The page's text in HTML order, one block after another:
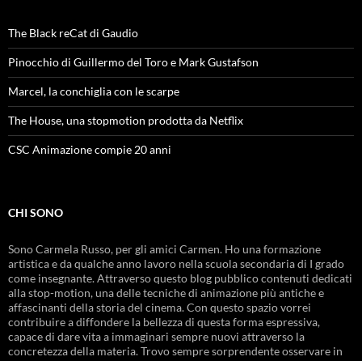
The Black reCat di Gaudio
Pinocchio di Guillermo del Toro e Mark Gustafson
Marcel, la conchiglia con le scarpe
The House, una stopmotion prodotta da Netflix
CSC Animazione compie 20 anni
CHI SONO
Sono Carmela Russo, per gli amici Carmen. Ho una formazione
artistica e da qualche anno lavoro nella scuola secondaria di I grado
come insegnante. Attraverso questo blog pubblico contenuti dedicati
alla stop-motion, una delle tecniche di animazione più antiche e
affascinanti della storia del cinema. Con questo spazio vorrei
contribuire a diffondere la bellezza di questa forma espressiva,
capace di dare vita a immaginari sempre nuovi attraverso la
concretezza della materia. Trovo sempre sorprendente osservare in